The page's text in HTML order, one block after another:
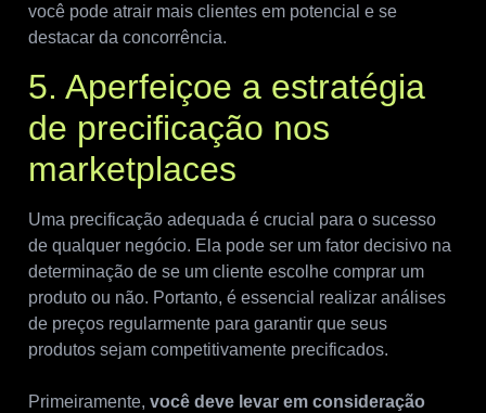
você pode atrair mais clientes em potencial e se
destacar da concorrência.
5. Aperfeiçoe a estratégia
de precificação nos
marketplaces
Uma precificação adequada é crucial para o sucesso
de qualquer negócio. Ela pode ser um fator decisivo na
determinação de se um cliente escolhe comprar um
produto ou não. Portanto, é essencial realizar análises
de preços regularmente para garantir que seus
produtos sejam competitivamente precificados.
Primeiramente, você deve levar em consideração